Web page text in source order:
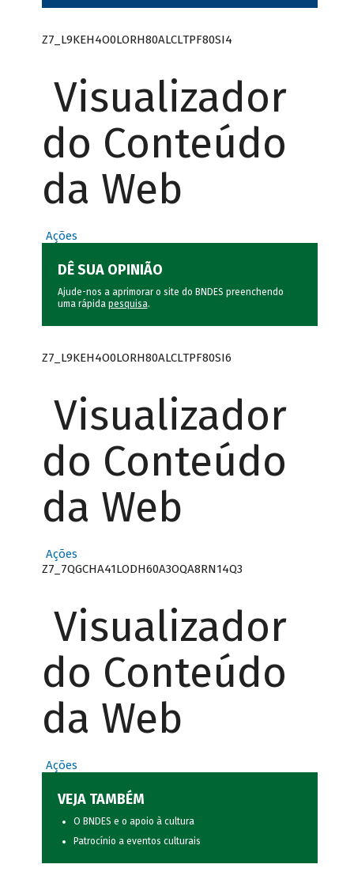
Z7_L9KEH4O0LORH80ALCLTPF80SI4
Visualizador
do Conteúdo
da Web
Ações
DÊ SUA OPINIÃO
Ajude-nos a aprimorar o site do BNDES preenchendo
uma rápida pesquisa.
Z7_L9KEH4O0LORH80ALCLTPF80SI6
Visualizador
do Conteúdo
da Web
Ações
Z7_7QGCHA41LODH60A3OQA8RN14Q3
Visualizador
do Conteúdo
da Web
Ações
VEJA TAMBÉM
O BNDES e o apoio à cultura
Patrocínio a eventos culturais